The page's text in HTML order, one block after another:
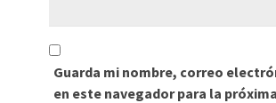
Guarda mi nombre, correo
en este navegador para la